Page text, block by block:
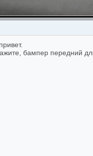
бампер передний